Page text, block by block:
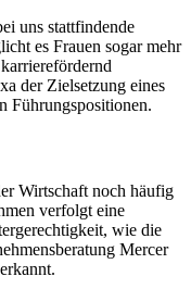
uns stattfindende
es Frauen sogar mehr
der Zielsetzung eines
Führungspositionen.
Wirtschaft noch häufig
verfolgt eine
wie die
Mercer